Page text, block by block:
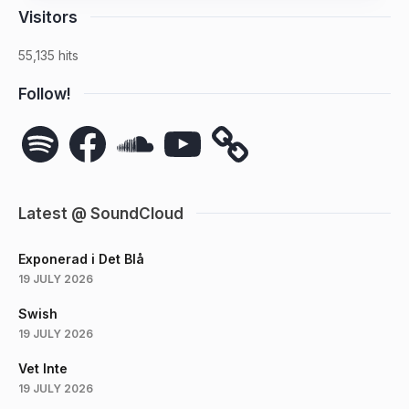
Visitors
55,135 hits
Follow!
Spotify Facebook YouTube
Latest @ SoundCloud
Exponerad i Det Blå
19 JULY 2026
Swish
19 JULY 2026
Vet Inte
19 JULY 2026